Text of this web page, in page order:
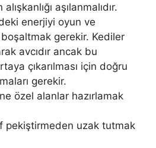
aşılanmalıdır.
enerjiyi oyun ve
gerekir. Kediler
avcıdır ancak bu
çıkarılması için doğru
gerekir.
özel alanlar hazırlamak
pekiştirmeden uzak tutmak